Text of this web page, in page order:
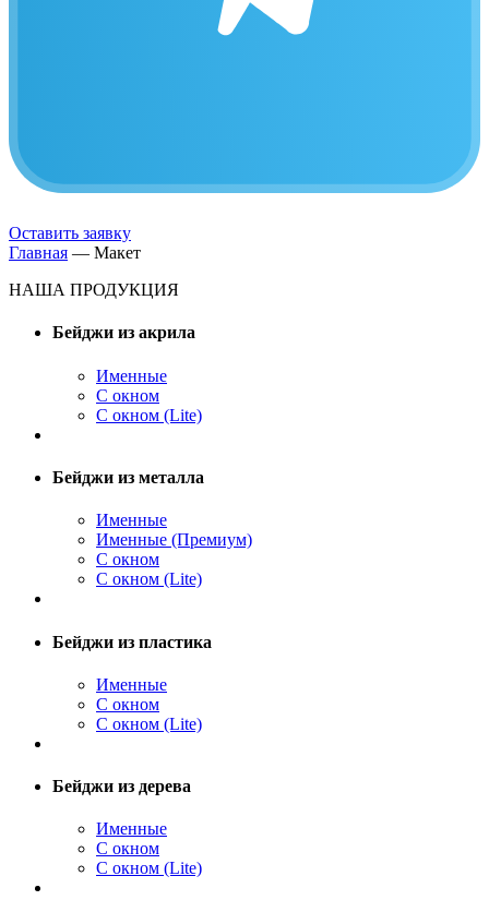
Оставить заявку
Главная — Макет
НАША ПРОДУКЦИЯ
Бейджи из акрила
Именные
С окном
С окном (Lite)
Бейджи из металла
Именные
Именные (Премиум)
С окном
С окном (Lite)
Бейджи из пластика
Именные
С окном
С окном (Lite)
Бейджи из дерева
Именные
С окном
С окном (Lite)